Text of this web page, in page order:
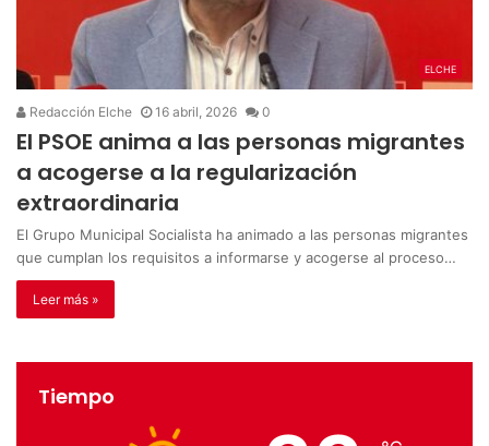
ELCHE
Redacción Elche 16 abril, 2026 0
El PSOE anima a las personas migrantes
a acogerse a la regularización
extraordinaria
El Grupo Municipal Socialista ha animado a las personas migrantes
que cumplan los requisitos a informarse y acogerse al proceso…
Leer más »
Tiempo